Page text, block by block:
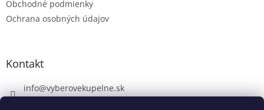
Obchodné podmienky
Ochrana osobných údajov
Kontakt
info@vyberovekupelne.sk